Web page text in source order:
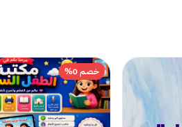
خصم 0%